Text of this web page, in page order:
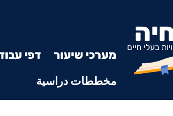
בעלי חיים
מערכי שיעור דפי
مخططات دراسية